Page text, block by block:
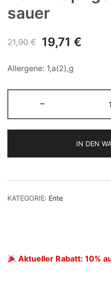
sauer
21,90€
Preis
21,90 €
19,71 €
19,71
Allergene: 1,a(2),g
-
IN DEN
KATEGORIE: Ente
Aktueller Rabatt: 10%